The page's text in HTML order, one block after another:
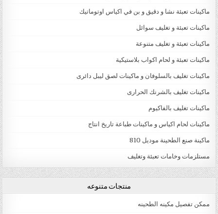
ماكينات تعبئة نشا و دقيق و بن في اكياس اوتوماتيك
ماكينات تعبئة و تغليف سوائل
ماكينات تعبئة و تغليف متنوعة
ماكينات تعبئة و لحام اكواب بلاستيكية
ماكينات تغليف بالسلوفان و ماكينات لصق ليبل دائرى
ماكينات تغليف بالشرنك الحرارى
ماكينات تغليف بالفاكيوم
ماكينات لحام اكياس و ماكينات طباعة تاريخ انتاج
ماكينة صنع الطحينة موديل 810
مستلزمات وخامات تعبئة وتغليف
منتجات متنوعه
ممكن تفصيل مكينه الطحينه